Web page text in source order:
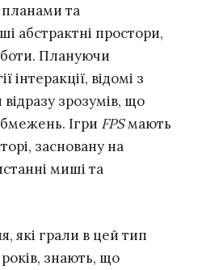
планами та
абстрактні простори,
Плануючи
інтеракції, відомі з
зрозумів, що
Ігри FPSмають
засновану на
миші та
які грали в цей тип
знають, що